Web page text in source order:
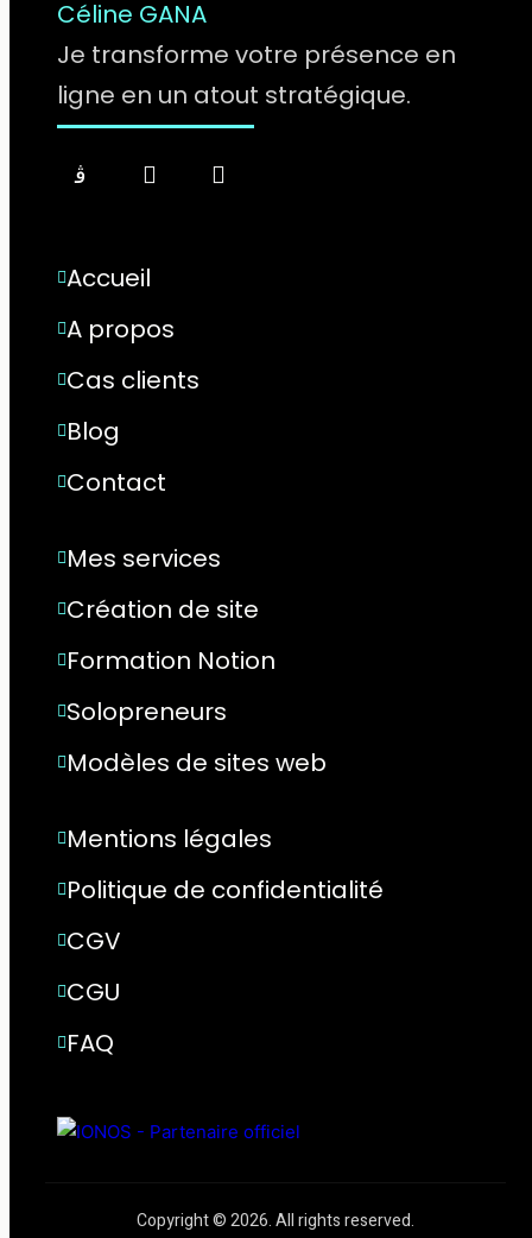
Céline GANA
Je transforme votre présence en
ligne en un atout stratégique.
Accueil
A propos
Cas clients
Blog
Contact
Mes services
Création de site
Formation Notion
Solopreneurs
Modèles de sites web
Mentions légales
Politique de confidentialité
CGV
CGU
FAQ
Copyright © 2026. All rights reserved.